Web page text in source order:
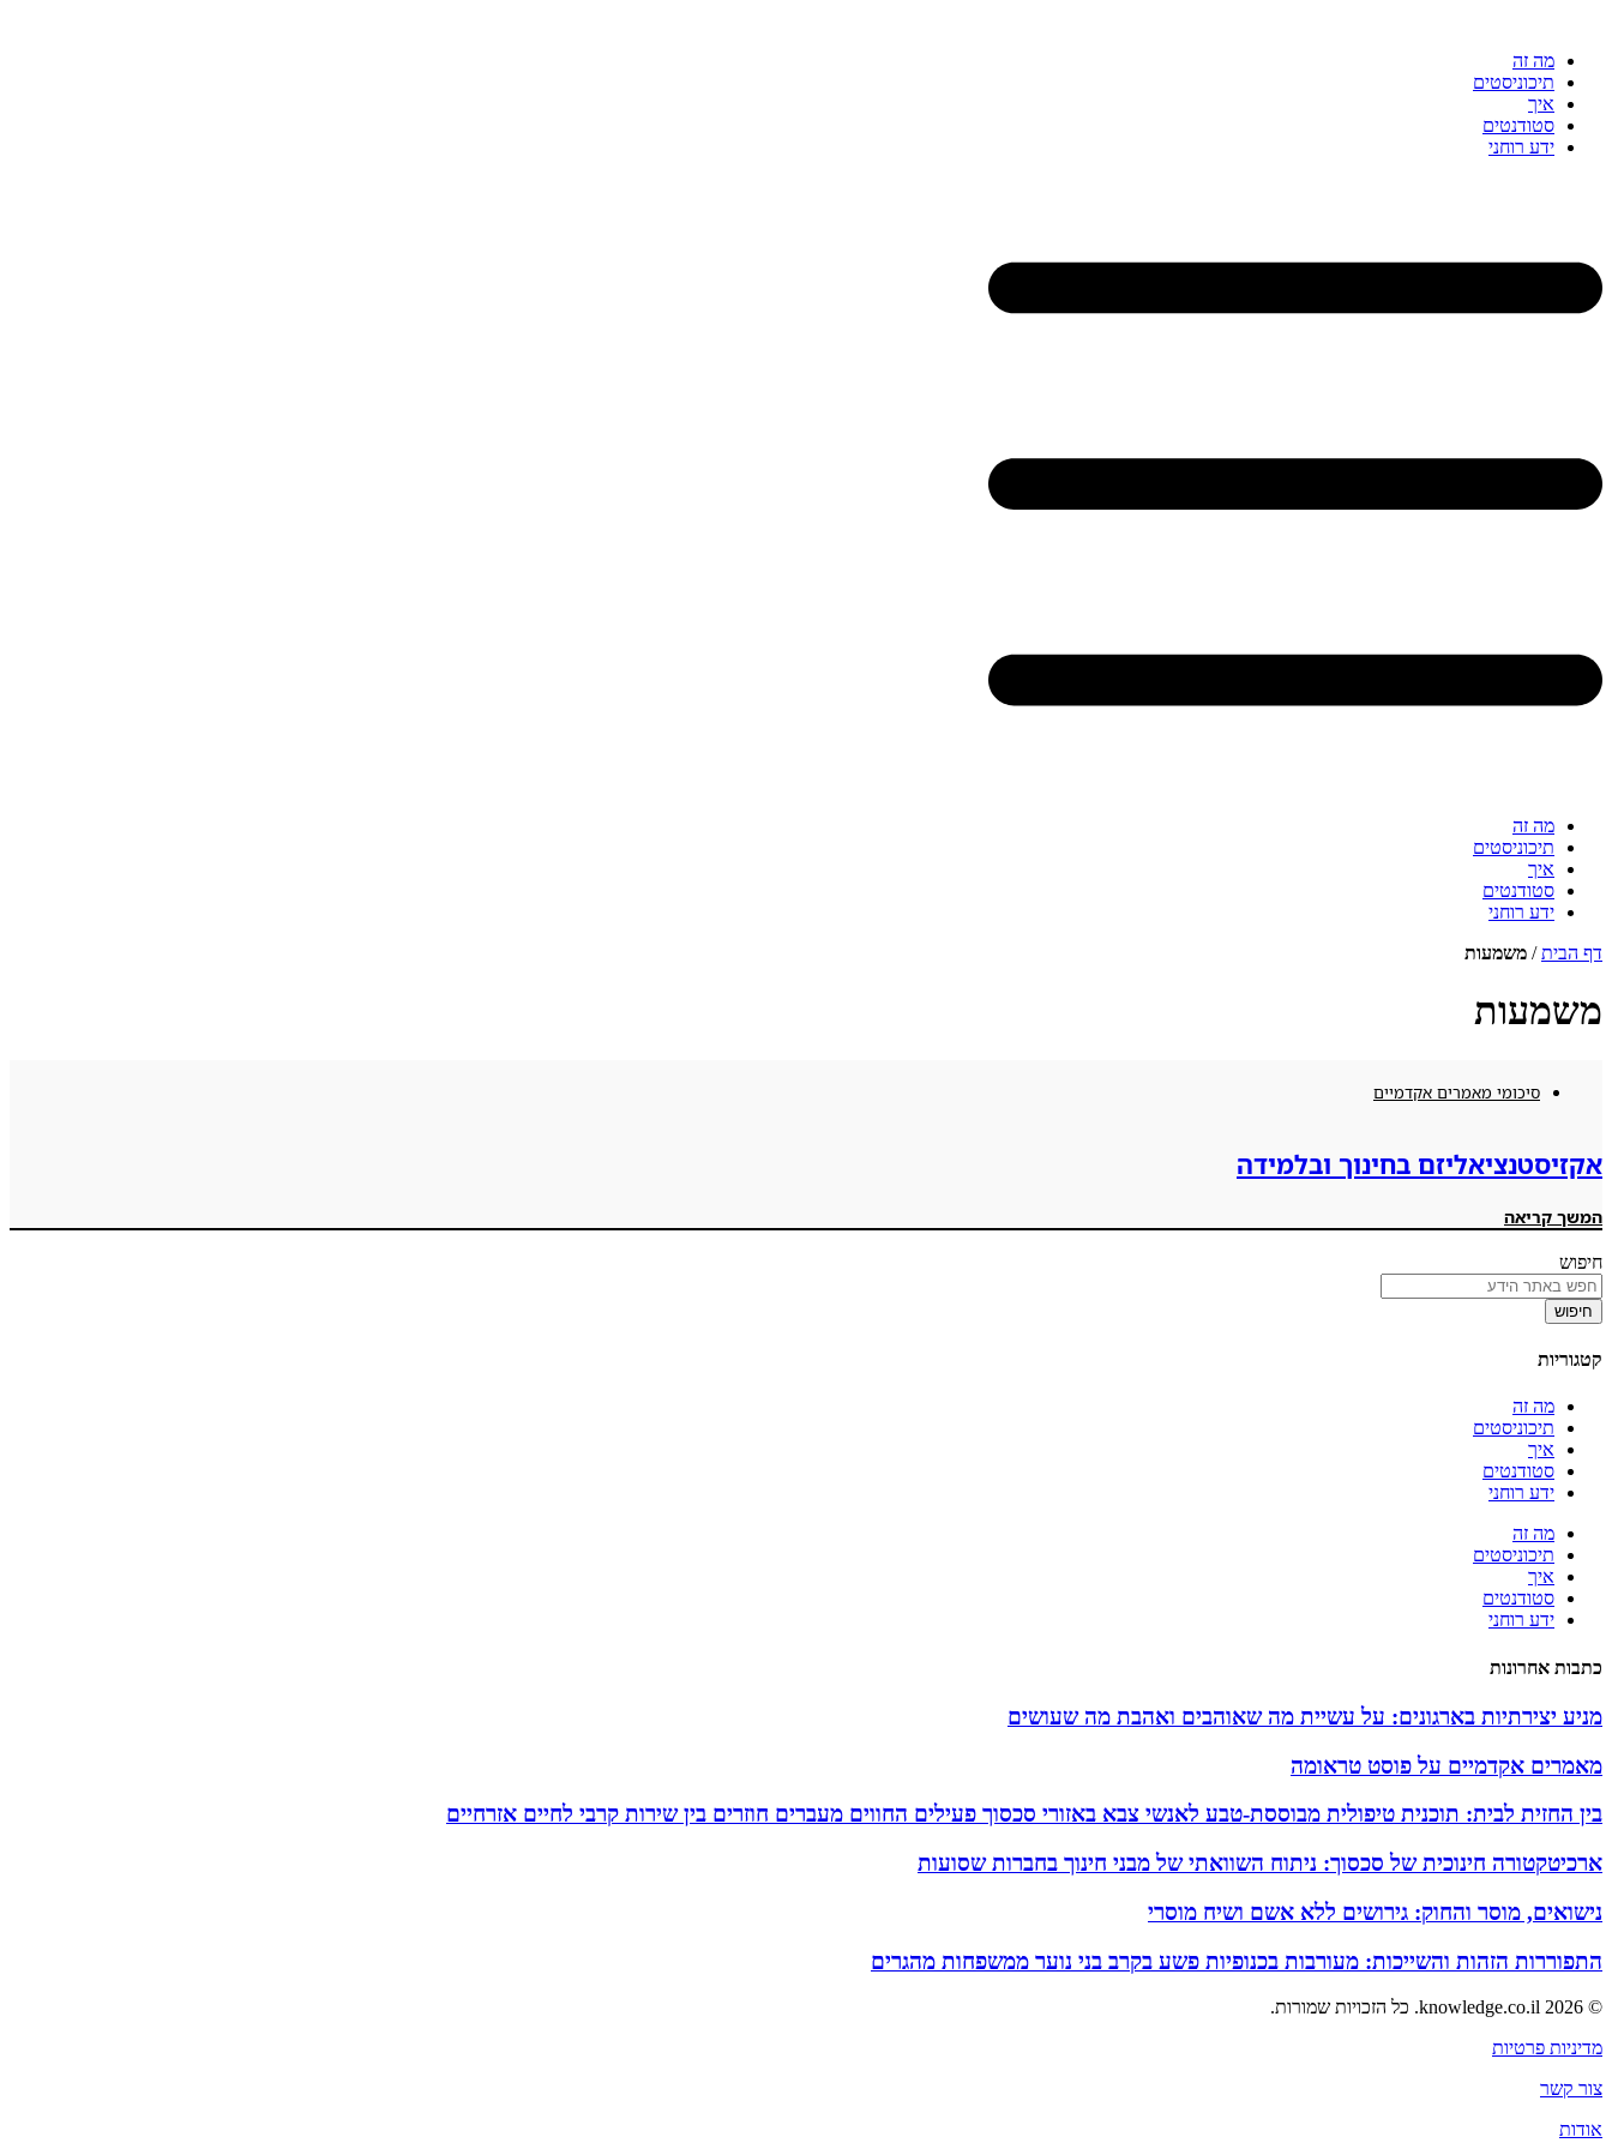
מה זה
תיכוניסטים
איך
סטודנטים
ידע רוחני
מה זה
תיכוניסטים
איך
סטודנטים
ידע רוחני
דף הבית/ משמעות
משמעות
סיכומי מאמרים אקדמיים
אקזיסטנציאליזם בחינוך ובלמידה
המשך קריאה
חיפוש
חיפוש
קטגוריות
מה זה
תיכוניסטים
איך
סטודנטים
ידע רוחני
מה זה
תיכוניסטים
איך
סטודנטים
ידע רוחני
כתבות אחרונות
מניע יצירתיות בארגונים: על עשיית מה שאוהבים ואהבת מה שעושים
מאמרים אקדמיים על פוסט טראומה
בין החזית לבית: תוכנית טיפולית מבוססת-טבע לאנשי צבא באזורי סכסוך פעילים החווים מעברים חוזרים בין שירות קרבי לחיים אזרחיים
ארכיטקטורה חינוכית של סכסוך: ניתוח השוואתי של מבני חינוך בחברות שסועות
נישואים, מוסר והחוק: גירושים ללא אשם ושיח מוסרי
התפוררות הזהות והשייכות: מעורבות בכנופיות פשע בקרב בני נוער ממשפחות מהגרים
© 2026 knowledge.co.il. כל הזכויות שמורות.
מדיניות פרטיות
צור קשר
אודות